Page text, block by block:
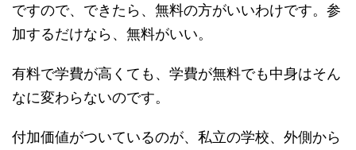
ですので、できたら、無料の方がいいわけです。参
加するだけなら、無料がいい。
有料で学費が高くても、学費が無料でも中身はそん
なに変わらないのです。
付加価値がついているのが、私立の学校、外側から